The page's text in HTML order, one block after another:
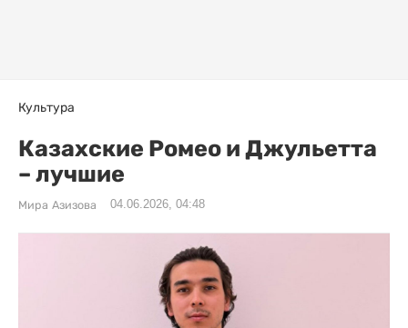
Культура
Казахские Ромео и Джульетта
– лучшие
Мира Азизова 04.06.2026, 04:48